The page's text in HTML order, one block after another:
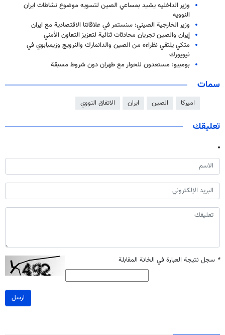
وزير الداخليه يشيد بمساعي الصين لتسويه موضوع نشاطات ايران
النوويه
وزير الخارجية الصيني: سنستمر في علاقاتنا الاقتصادية مع ايران
إيران والصين تجريان محادثات ثنائية لتعزيز التعاون الأمني
متكي يلتقي نظراءه من الصين والدانمارك والنرويج وزيمبابوي في
نيويورك
بومبيو: مستعدون للحوار مع طهران دون شروط مسبقة
سمات
اميركا الصين ايران الاتفاق النووي
تعليقك
* سجل نتيجة العبارة في الخانة المقابلة
ارسل